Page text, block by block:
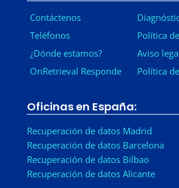
Contáctenos
Teléfonos
¿Dónde estamos?
OnRetrieval Responde
Política
Aviso
Política
Oficinas en España:
Recuperación de datos Madrid
Recuperación de datos Barcelona
Recuperación de datos Bilbao
Recuperación de datos Alicante